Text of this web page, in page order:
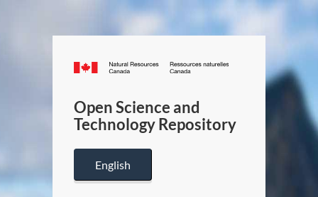
Canada.ca
/
Canada
Open Science and
Technology Repository
English